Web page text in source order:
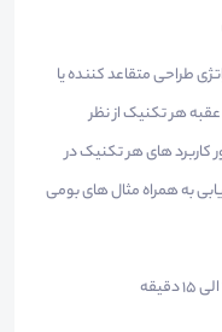
طراحی متقاعد کننده یا
هر تکنیک از نظر
کاربرد های هر تکنیک در
به همراه مثال های بومی